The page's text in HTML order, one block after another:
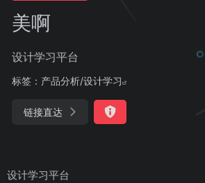
美啊
设计学习平台
标签： 产品分析/设计学习
链接直达
设计学习平台